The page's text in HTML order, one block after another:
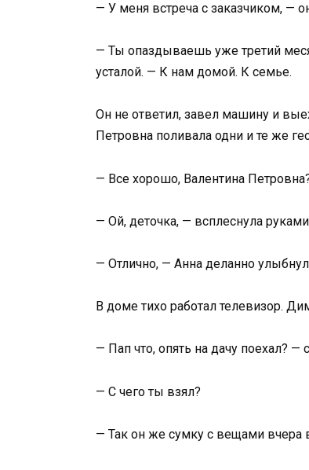
— У меня встреча с заказчиком, —
— Ты опаздываешь уже третий
усталой. — К нам домой. К семье.
Он не ответил, завел машину и
Петровна поливала одни и те же
— Все хорошо, Валентина
— Ой, деточка, — всплеснула
— Отлично, — Анна деланно
В доме тихо работал телевизор.
— Пап что, опять на дачу поехал? —
— С чего ты взял?
— Так он же сумку с вещами